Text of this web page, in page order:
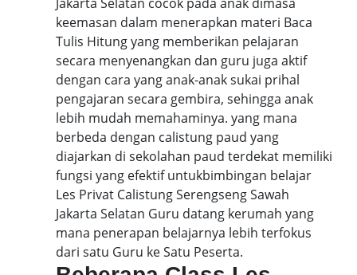
keemasan dalam menerapkan materi Baca
Tulis Hitung yang memberikan pelajaran
secara menyenangkan dan guru juga aktif
dengan cara yang anak-anak sukai prihal
pengajaran secara gembira, sehingga anak
lebih mudah memahaminya. yang mana
berbeda dengan calistung paud yang
diajarkan di sekolahan paud terdekat memiliki
fungsi yang efektif untukbimbingan belajar
Les Privat Calistung Serengseng Sawah
Jakarta Selatan Guru datang kerumah yang
mana penerapan belajarnya lebih terfokus
dari satu Guru ke Satu Peserta.